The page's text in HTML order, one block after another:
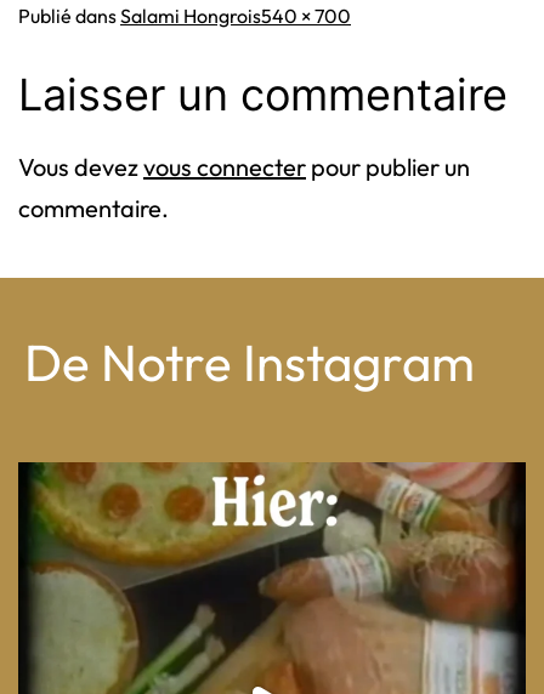
Publié dansSalami HongroisTaille
540 × 700
Laisser un commentaire
Vous devezvous connecter pour publier un
commentaire.
De Notre Instagram
From wood-paneled basements to candlelit condo...
8 0